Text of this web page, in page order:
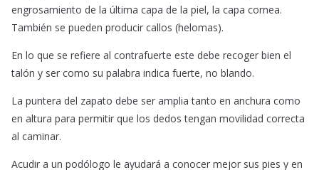
engrosamiento de la última capa de la piel, la capa cornea.
También se pueden producir callos (helomas).
En lo que se refiere al contrafuerte este debe recoger bien el
talón y ser como su palabra indica fuerte, no blando.
La puntera del zapato debe ser amplia tanto en anchura como
en altura para permitir que los dedos tengan movilidad correcta
al caminar.
Acudir a un podólogo le ayudará a conocer mejor sus pies y en